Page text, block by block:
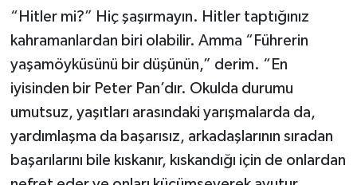
“Hitler mi?” Hiç şaşırmayın. Hitler taptığınız
kahramanlardan biri olabilir. Amma “Führerin
yaşamöyküsünü bir düşünün,” derim. “En
iyisinden bir Peter Pan’dır. Okulda durumu
umutsuz, yaşıtları arasındaki yarışmalarda da,
yardımlaşma da başarısız, arkadaşlarının sıradan
başarılarını bile kıskanır, kıskandığı için de onlardan